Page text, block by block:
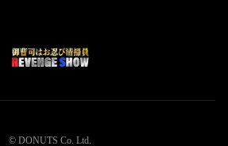
© DONUTS Co. Ltd.